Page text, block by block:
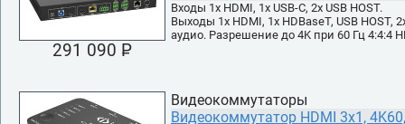
291 090 PУБ.
Входы 1х HDMI, 1х USB-C, 2x USB HOST.
Выходы 1х HDMI, 1х HDBaseT, USB HOST,
аудио. Разрешение до 4K при 60 Гц 4:4:4
Видеокоммутаторы
Видеокоммутатор HDMI 3x1, 4K60,